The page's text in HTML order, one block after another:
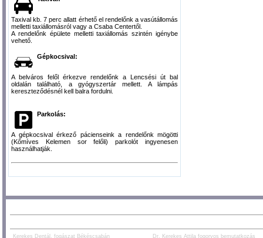
Taxival kb. 7 perc allatt érhető el rendelőnk a vasútállomás
melletti taxiállomásról vagy a Csaba Centertől.
A rendelőnk épülete melletti taxiállomás szintén igénybe
vehető.
Gépkocsival:
A belváros felől érkezve rendelőnk a Lencsési út bal
oldalán található, a gyógyszertár mellett. A lámpás
kereszteződésnél kell balra fordulni.
Parkolás:
A gépkocsival érkező pácienseink a rendelőnk mögötti
(Kőmíves Kelemen sor felőli) parkolót ingyenesen
használhatják.
Kerekes Dentál, fogászat Békéscsabán Dr. Kerekes Attila fogorvos bemutatkozás